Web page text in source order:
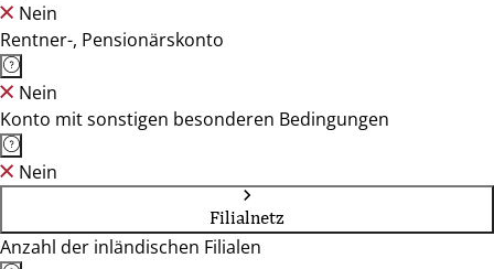
Nein
Rentner-, Pensionärskonto
Nein
Konto mit sonstigen besonderen Bedingungen
Nein
Filialnetz
Anzahl der inländischen Filialen